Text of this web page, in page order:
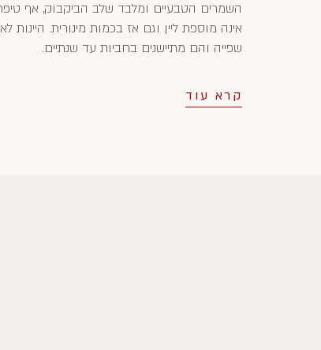
השמרים הטבעיים ומלבד שלב הביקבוק, אף
אינה מוספת ליין וגם אז בכמות מינורית. היינות
שפייה והם מתיישנים בחביות עד שנתיים.
קרא עוד